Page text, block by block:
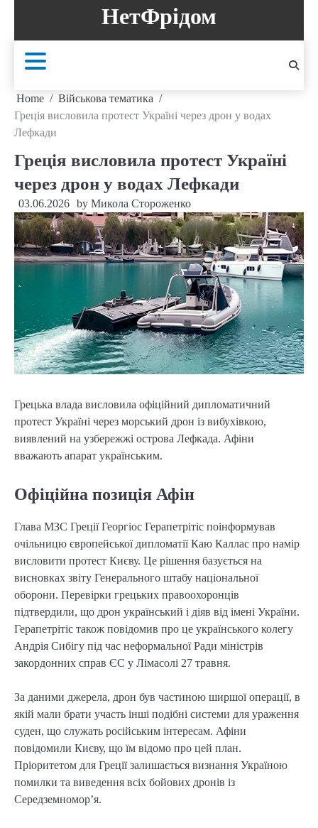
content
НетФрідом
Home
Військова тематика
Греція висловила протест Україні через дрон у водах
Лефкади
Греція висловила протест Україні
через дрон у водах Лефкади
03.06.2026 by Микола Стороженко
Грецька влада висловила офіційний дипломатичний
протест Україні через морський дрон із вибухівкою,
виявлений на узбережжі острова Лефкада. Афіни
вважають апарат українським.
Офіційна позиція Афін
Глава МЗС Греції Георгіос Герапетрітіс поінформував
очільницю європейської дипломатії Каю Каллас про намір
висловити протест Києву. Це рішення базується на
висновках звіту Генерального штабу національної
оборони. Перевірки грецьких правоохоронців
підтвердили, що дрон український і діяв від імені України.
Герапетрітіс також повідомив про це українського колегу
Андрія Сибігу під час неформальної Ради міністрів
закордонних справ ЄС у Лімасолі 27 травня.
За даними джерела, дрон був частиною ширшої операції, в
якій мали брати участь інші подібні системи для ураження
суден, що служать російським інтересам. Афіни
повідомили Києву, що їм відомо про цей план.
Пріоритетом для Греції залишається визнання Україною
помилки та виведення всіх бойових дронів із
Середземномор’я.